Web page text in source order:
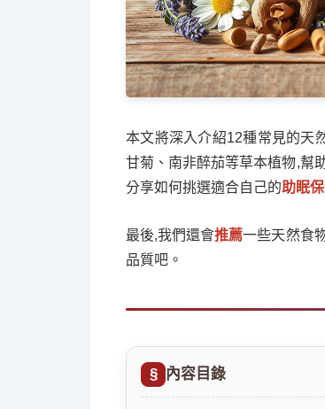
本文將深入介紹12種常見的天
甘菊、南非醉茄等草本植物,幫
分享如何挑選適合自己的助眠
最後,我們還會推薦一些天然食
品質吧。
內容目錄